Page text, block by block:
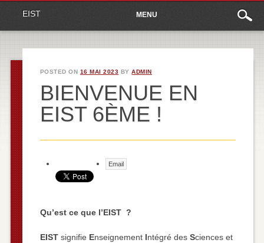
EIST
Main
menu
MENU
POSTED ON 16 MAI 2023 BYADMIN
BIENVENUE EN
EIST 6ÈME !
Email
Qu’est ce que l’EIST ?
EISTsignifie Enseignement Intégré des Sciences et